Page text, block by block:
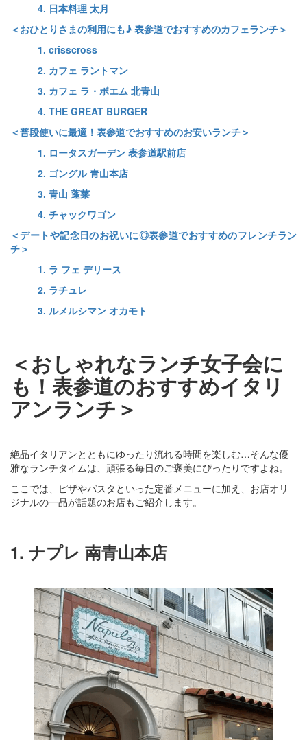
4. 日本料理 太月
＜おひとりさまの利用にも♪ 表参道でおすすめのカフェランチ＞
1. crisscross
2. カフェ ラントマン
3. カフェ ラ・ボエム 北青山
4. THE GREAT BURGER
＜普段使いに最適！表参道でおすすめのお安いランチ＞
1. ロータスガーデン 表参道駅前店
2. ゴングル 青山本店
3. 青山 蓬莱
4. チャックワゴン
＜デートや記念日のお祝いに◎表参道でおすすめのフレンチラン
チ＞
1. ラ フェ デリース
2. ラチュレ
3. ルメルシマン オカモト
＜おしゃれなランチ女子会に
も！表参道のおすすめイタリ
アンランチ＞
絶品イタリアンとともにゆったり流れる時間を楽しむ…そんな優
雅なランチタイムは、頑張る毎日のご褒美にぴったりですよね。
ここでは、ピザやパスタといった定番メニューに加え、お店オリ
ジナルの一品が話題のお店もご紹介します。
1. ナプレ 南青山本店